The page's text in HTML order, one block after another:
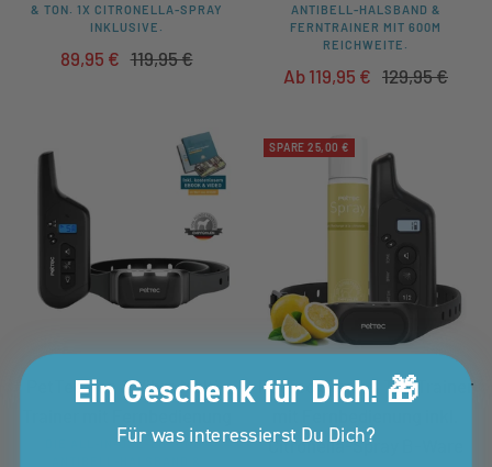
& TON. 1X CITRONELLA-SPRAY
INKLUSIVE.
Angebotspreis
89,95 € Regulärer
119,95 €
ANTIBELL-HALSBAND &
FERNTRAINER MIT 600M
REICHWEITE.
Angebotspreis
Ab 119,95 € Regulärer
129,95 €
PetTec Ton & Vibra Multi-
DIE ALL-IN-ONE-LÖSUNG!
SPARE 25,00 €
PetTec Spray & Ton Trainer
Citronella-Spray B-Ware
Ein Geschenk für Dich! 🎁
Für was interessierst Du Dich?